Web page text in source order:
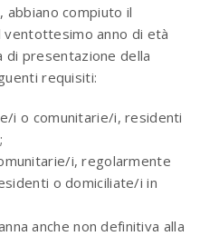
abbiano compiuto il
anno di età
di presentazione della
requisiti:
i o comunitarie/i, residenti
i, regolarmente
o domiciliate/i in
anche non definitiva alla